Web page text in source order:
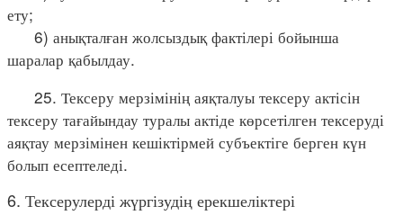
ету;
6) анықталған жолсыздық фактілері бойынша
шаралар қабылдау.
25. Тексеру мерзімінің аяқталуы тексеру актісін
тексеру тағайындау туралы актіде көрсетілген тексеруді
аяқтау мерзімінен кешіктірмей субъектіге берген күн
болып есептеледі.
6. Тексерулерді жүргізудің ерекшеліктері